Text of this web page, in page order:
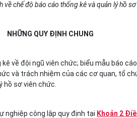
chế độ báo cáo thống kê và quản lý hồ sơ
NHỮNG QUY ĐỊNH CHUNG
về đội ngũ viên chức; biểu mẫu báo
và trách nhiệm của các cơ quan, tổ
hồ sơ viên chức.
nghiệp công lập quy định tại Khoản 2